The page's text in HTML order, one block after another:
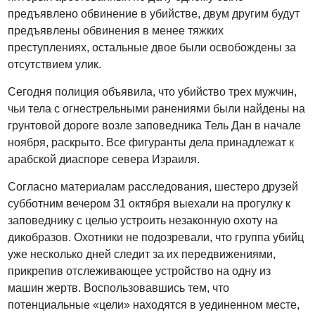
предъявлено обвинение в убийстве, двум другим будут
предъявлены обвинения в менее тяжких
преступлениях, остальные двое были освобождены за
отсутствием улик.
Сегодня полиция объявила, что убийство трех мужчин,
чьи тела с огнестрельными ранениями были найдены на
грунтовой дороге возле заповедника Тель Дан в начале
ноября, раскрыто. Все фигуранты дела принадлежат к
арабской диаспоре севера Израиля.
Согласно материалам расследования, шестеро друзей
субботним вечером 31 октября выехали на прогулку к
заповеднику с целью устроить незаконную охоту на
дикобразов. Охотники не подозревали, что группа убийц
уже несколько дней следит за их передвижениями,
прикрепив отслеживающее устройство на одну из
машин жертв. Воспользовавшись тем, что
потенциальные «цели» находятся в уединенном месте,